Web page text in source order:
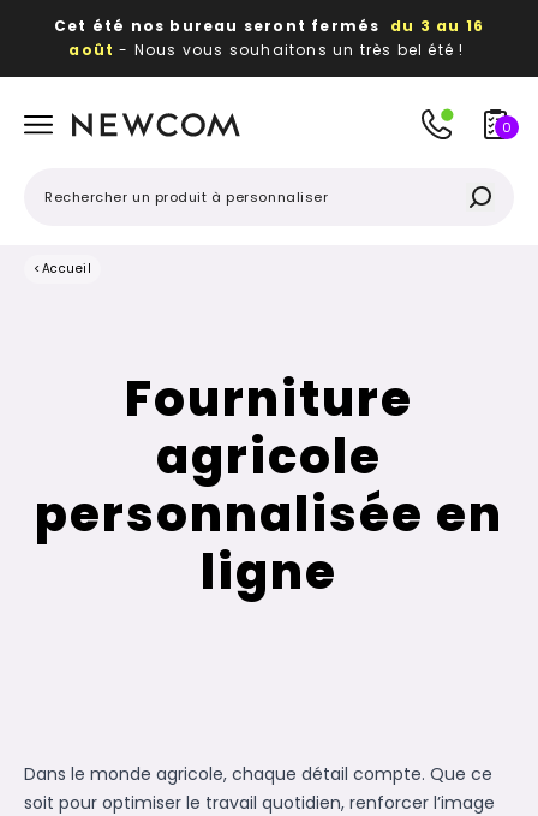
Cet été nos bureau seront fermés du 3 au 16
août - Nous vous souhaitons un très bel été !
publicitaires
0
< Accueil
Fourniture
agricole
personnalisée en
ligne
Dans le monde agricole, chaque détail compte. Que ce
soit pour optimiser le travail quotidien, renforcer l’image